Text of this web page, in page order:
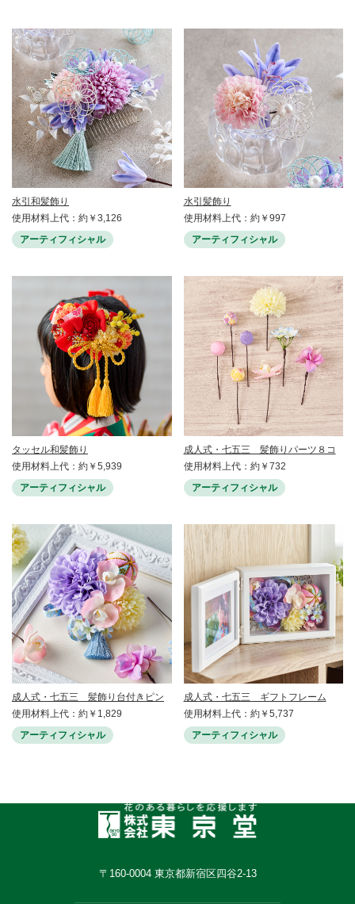
水引和髪飾り
使用材料上代：約￥3,126
アーティフィシャル
水引髪飾り
使用材料上代：約￥997
アーティフィシャル
タッセル和髪飾り
使用材料上代：約￥5,939
アーティフィシャル
成人式・七五三 髪飾りパーツ８コ
使用材料上代：約￥732
アーティフィシャル
成人式・七五三 髪飾り台付きピン
使用材料上代：約￥1,829
アーティフィシャル
成人式・七五三 ギフトフレーム
使用材料上代：約￥5,737
アーティフィシャル
〒160-0004 東京都新宿区四谷2-13